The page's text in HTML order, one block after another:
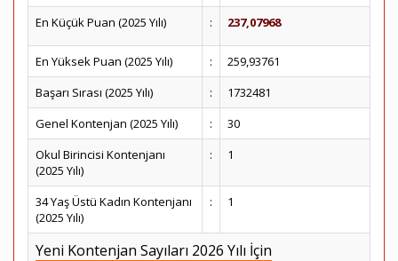
En Küçük Puan (2025 Yılı)
: 237,07968
En Yüksek Puan (2025 Yılı) :
259,93761
Başarı Sırası (2025 Yılı)
:
1732481
Genel Kontenjan (2025 Yılı)
:
30
Okul Birincisi Kontenjanı
(2025 Yılı)
: 1
34 Yaş Üstü Kadın Kontenjanı
(2025 Yılı)
: 1
Yeni Kontenjan Sayıları 2026 Yılı İçin